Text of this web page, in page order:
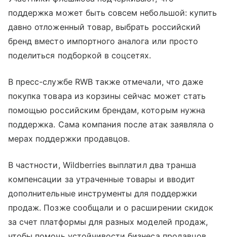
поддержка может быть совсем небольшой: купить
давно отложенный товар, выбрать российский
бренд вместо импортного аналога или просто
поделиться подборкой в соцсетях.
В пресс-службе RWB также отмечали, что даже
покупка товара из корзины сейчас может стать
помощью российским брендам, которым нужна
поддержка. Сама компания после атак заявляла о
мерах поддержки продавцов.
В частности, Wildberries выплатил два транша
компенсации за утраченные товары и вводит
дополнительные инструменты для поддержки
продаж. Позже сообщали и о расширении скидок
за счет платформы для разных моделей продаж,